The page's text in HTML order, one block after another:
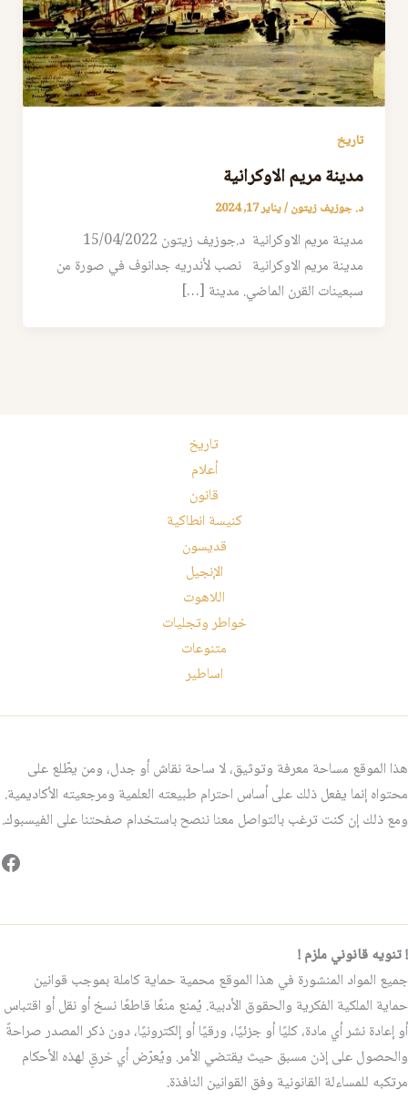
تاريخ
مدينة مريم الاوكرانية
د. جوزيف زيتون/يناير 17, 2024
مدينة مريم الاوكرانية نصب لأندريه جدانوف في صورة من
سبعينات القرن الماضي. مدينة […]
تاريخ
أعلام
قانون
كنيسة انطاكية
قديسون
الإنجيل
اللاهوت
خواطر وتجليات
متنوعات
اساطير
هذا الموقع مساحة معرفة وتوثيق، لا ساحة نقاش أو جدل، ومن يطّلع على
محتواه إنما يفعل ذلك على أساس احترام طبيعته العلمية ومرجعيته الأكاديمية.
ومع ذلك إن كنت ترغب بالتواصل معنا ننصح باستخدام صفحتنا على الفيسبوك.
! تنويه قانوني ملزم !
جميع المواد المنشورة في هذا الموقع محمية حماية كاملة بموجب قوانين
حماية الملكية الفكرية والحقوق الأدبية. يُمنع منعًا قاطعًا نسخ أو نقل أو اقتباس
أو إعادة نشر أي مادة، كليًا أو جزئيًا، ورقيًا أو إلكترونيًا، دون ذكر المصدر صراحةً
والحصول على إذن مسبق حيث يقتضي الأمر. ويُعرّض أي خرقٍ لهذه الأحكام
مرتكبه للمساءلة القانونية وفق القوانين النافذة.